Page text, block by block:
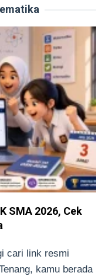
SMA 2026, Cek
cari link resmi
kamu berada